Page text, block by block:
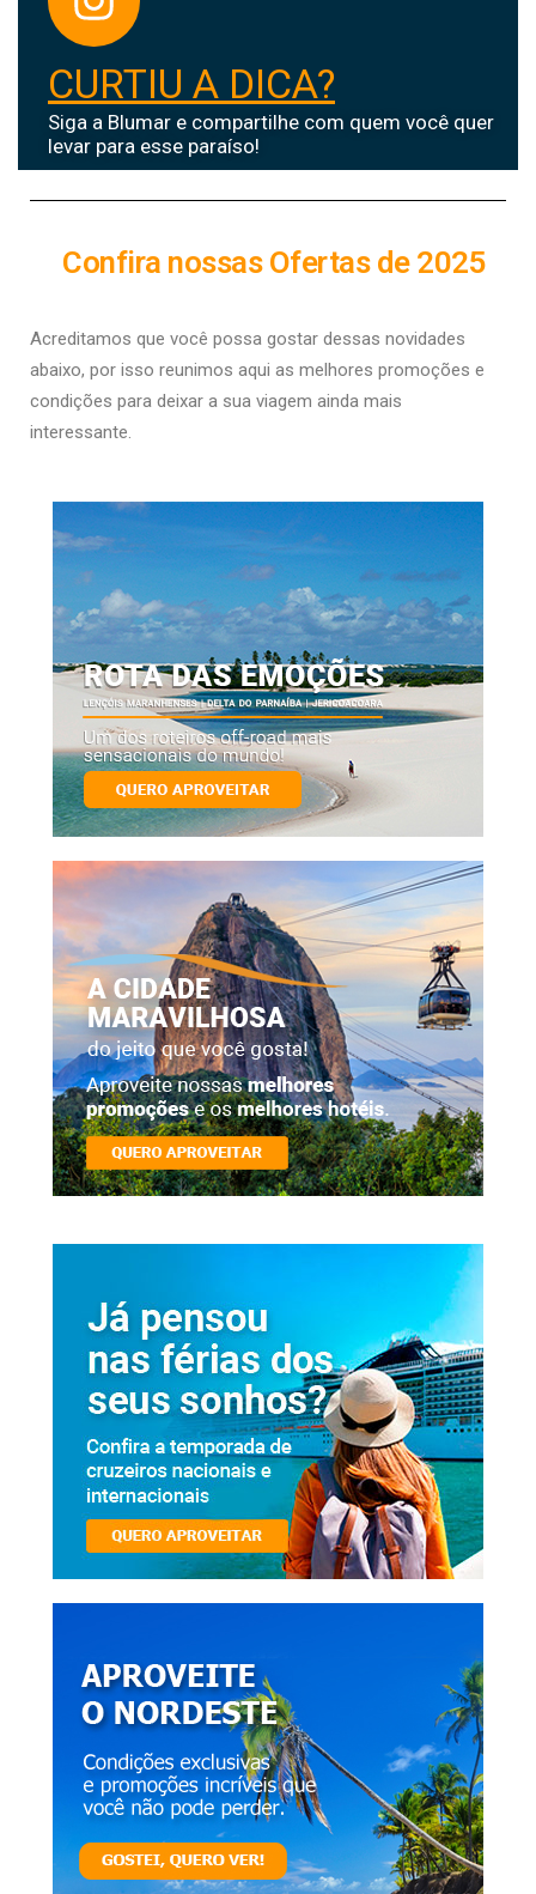
CURTIU A DICA?
Siga a Blumar e compartilhe com quem você quer
levar para esse paraíso!
Confira nossas Ofertas de 2025
Acreditamos que você possa gostar dessas novidades
abaixo, por isso reunimos aqui as melhores promoções e
condições para deixar a sua viagem ainda mais
interessante.